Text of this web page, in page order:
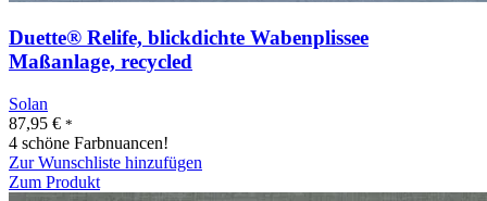
Duette® Relife, blickdichte Wabenplissee
Maßanlage, recycled
Solan
87,95 € *
4 schöne Farbnuancen!
Zur Wunschliste hinzufügen
Zum Produkt